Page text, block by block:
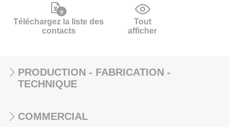
Téléchargez la liste des
contacts
Tout
afficher
PRODUCTION - FABRICATION -
TECHNIQUE
COMMERCIAL